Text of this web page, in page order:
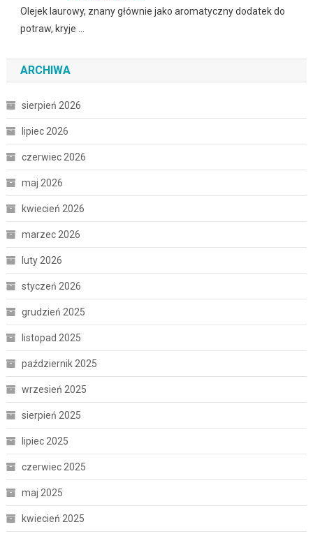
Olejek laurowy, znany głównie jako aromatyczny dodatek do
potraw, kryje …
ARCHIWA
sierpień 2026
lipiec 2026
czerwiec 2026
maj 2026
kwiecień 2026
marzec 2026
luty 2026
styczeń 2026
grudzień 2025
listopad 2025
październik 2025
wrzesień 2025
sierpień 2025
lipiec 2025
czerwiec 2025
maj 2025
kwiecień 2025